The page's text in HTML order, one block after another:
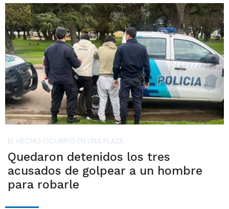
EL HECHO OCURRIÓ EN UNA PLAZA
Quedaron detenidos los tres
acusados de golpear a un hombre
para robarle